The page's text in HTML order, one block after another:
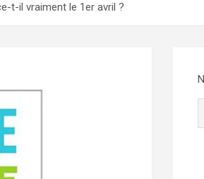
t-il vraiment le 1er avril ?